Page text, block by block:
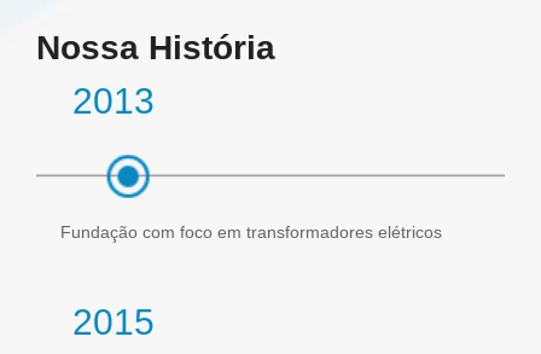
Nossa História
2013
Fundação com foco em transformadores elétricos
2015